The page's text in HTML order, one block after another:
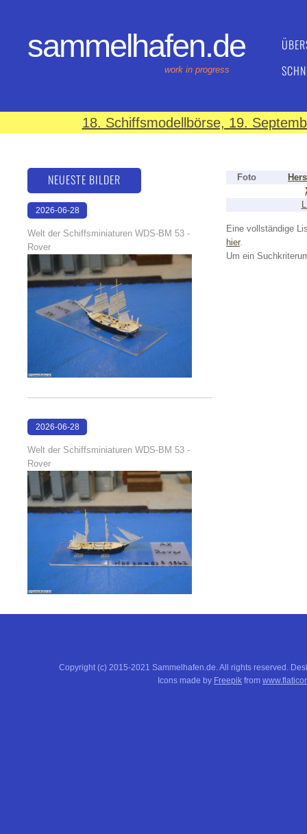
sammelhafen.de
work in progress
18. Schiffsmodellbörse, 19.
Foto
Eine vollständige
hier.
Um ein
NEUESTE BILDER
2026-06-28
Welt der Schiffsminiaturen WDS-BM 53 -
Rover
2026-06-28
Welt der Schiffsminiaturen WDS-BM 53 -
Rover
Copyright (c) 2015-2021 Sammelhafen.de. All rights reserved.
Icons made by Freepik from